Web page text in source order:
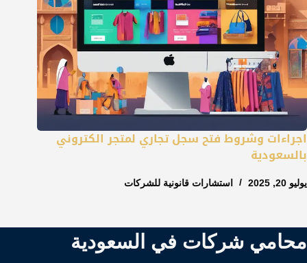
اجراءات وشروط فتح سجل تجاري لمتجر الكتروني
بالسعودية
يوليو 20, 2025 استشارات قانونية للشركات
محامي شركات في السعودية